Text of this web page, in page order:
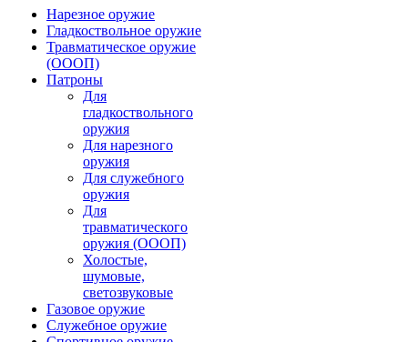
Нарезное оружие
Гладкоствольное оружие
Травматическое оружие
(ОООП)
Патроны
Для
гладкоствольного
оружия
Для нарезного
оружия
Для служебного
оружия
Для
травматического
оружия (ОООП)
Холостые,
шумовые,
светозвуковые
Газовое оружие
Служебное оружие